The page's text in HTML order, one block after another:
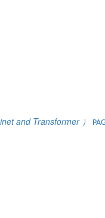
and Transformer ）